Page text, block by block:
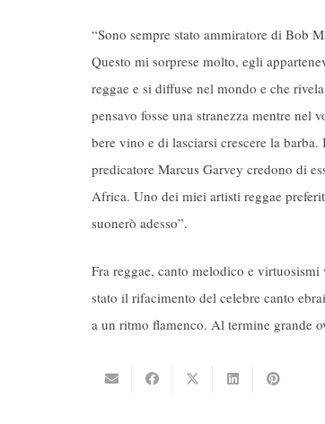
“Sono sempre stato ammiratore di Bob
Questo mi sorprese molto, egli
reggae e si diffuse nel mondo e che
pensavo fosse una stranezza mentre
bere vino e di lasciarsi crescere la
predicatore Marcus Garvey credono di
Africa. Uno dei miei artisti reggae
suonerò adesso”.
Fra reggae, canto melodico e
stato il rifacimento del celebre canto
a un ritmo flamenco. Al termine grande